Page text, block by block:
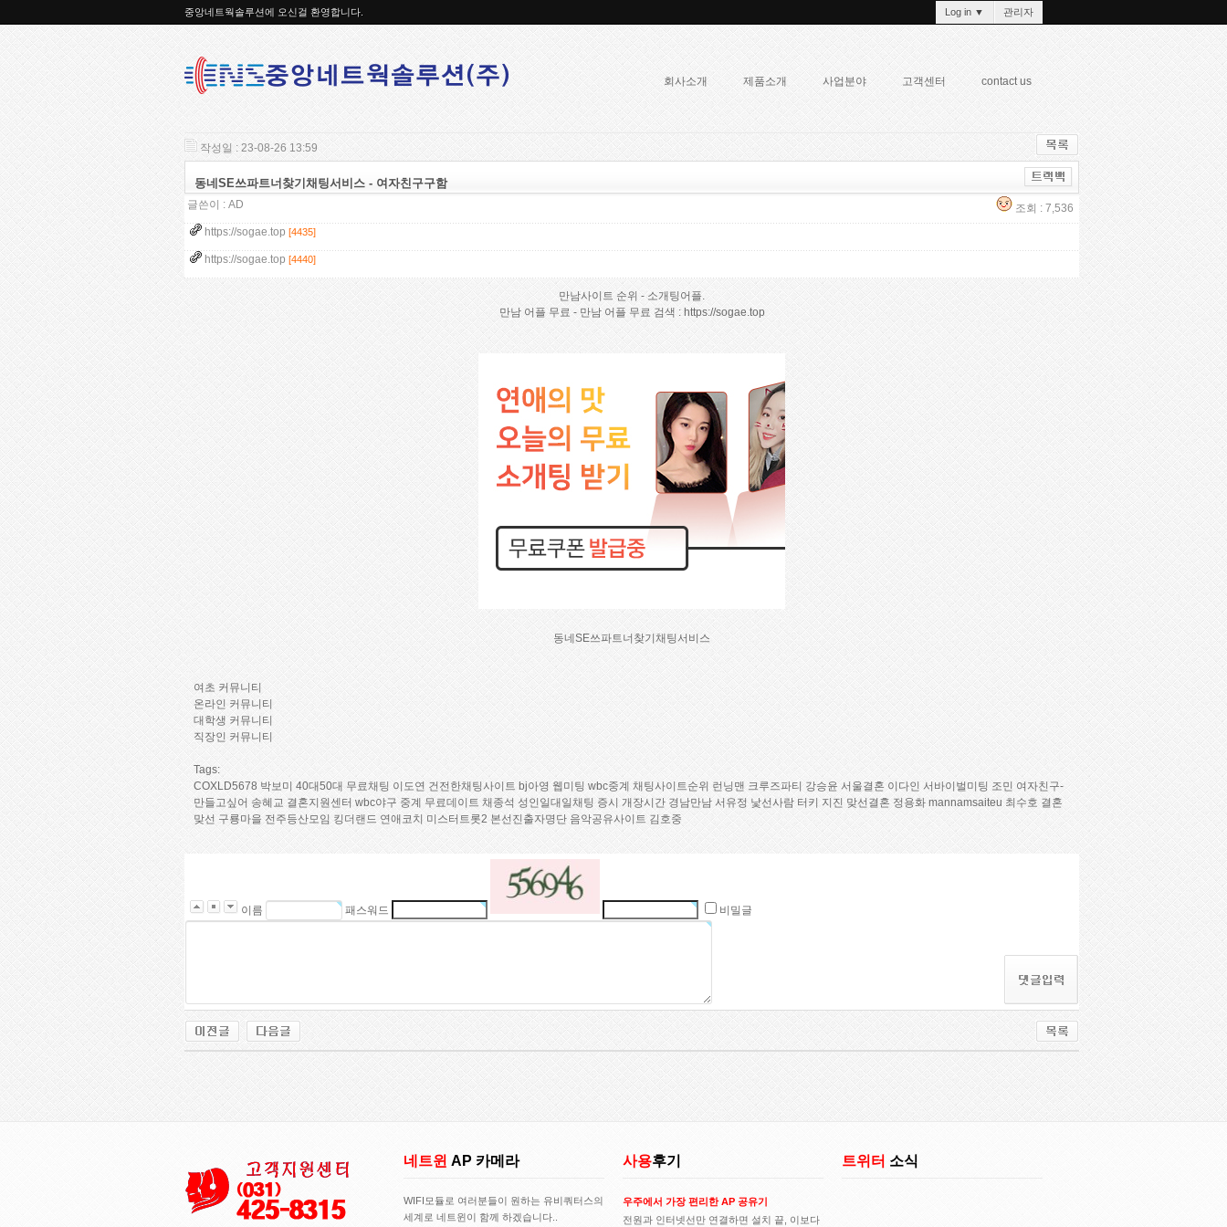
중앙네트웍솔루션에 오신걸 환영합니다. Log in ▼ 관리자
회사소개 제품소개 사업분야 고객센터 contact us
작성일 : 23-08-26 13:59
동네SE쓰파트너찾기채팅서비스 - 여자친구구함
글쓴이 : AD
조회 : 7,536
https://sogae.top [4435]
https://sogae.top [4440]
만남사이트 순위 - 소개팅어플.
만남 어플 무료 - 만남 어플 무료 검색 : https://sogae.top
동네SE쓰파트너찾기채팅서비스
여초 커뮤니티
온라인 커뮤니티
대학생 커뮤니티
직장인 커뮤니티
Tags:
C­O­X­L­D­5­6­7­8 박보미 40대50대 무료채팅 이도연 건전한채팅사이트 bj아영 웹­미­팅 wbc중계 채­팅­사­이­트­순­위 런닝맨 크루즈파티 강승윤 서­울­결­혼 이다인 서바이벌미팅 조민 여­자­친­구­
만­들­고­싶­어 송혜교 결­혼­지­원­센­터 wbc야구 중계 무료데이트 채종석 성­인­일­대­일­채­팅 증시 개장시간 경­남­만­남 서유정 낯선사람 터키 지진 맞선결혼 정용화 mannamsaiteu 최수호 결혼
맞선 구룡마을 전­주­등­산­모­임 킹더랜드 연애코치 미스터트롯2 본선진출자명단 음­악­공­유­사­이­트 김호중
이름 패스워드 비밀글
네트윈 AP 카메라
WIFI모듈로 여러분들이 원하는 유비쿼터스의
세계로 네트윈이 함께 하겠습니다..
사용후기
우주에서 가장 편리한 AP 공유기
전원과 인터넷선만 연결하면 설치 끝, 이보다
트위터 소식